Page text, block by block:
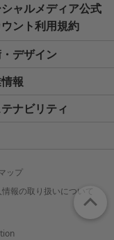
ャルメディア公式
ント利用規約
デザイン
報
ナビリティ
ップ
情報の取り扱いについて